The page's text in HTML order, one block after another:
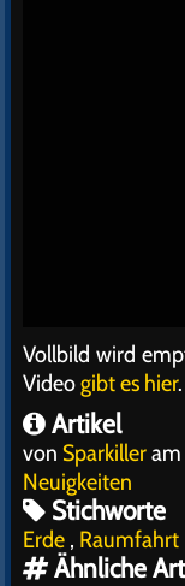
Vollbild wird
Videogibt es hier.
Artikel
von Sparkilleram
Neuigkeiten
Stichworte
Erde , Raumfahrt
Ähnliche